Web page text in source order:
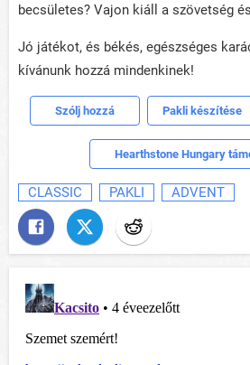
becsületes? Vajon kiáll a szövetség
Jó játékot, és békés, egészséges
kívánunk hozzá mindenkinek!
Szólj hozzá Pakli készítése
Hearthstone Hungary
CLASSIC PAKLI ADVENT